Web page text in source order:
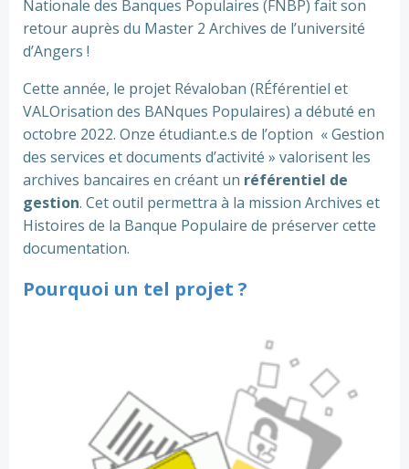
Nationale des Banques Populaires (FNBP) fait son
retour auprès du Master 2 Archives de l’université
d’Angers !
Cette année, le projet Révaloban (RÉférentiel et
VALOrisation des BANques Populaires) a débuté en
octobre 2022. Onze étudiant.e.s de l’option « Gestion
des services et documents d’activité » valorisent les
archives bancaires en créant un référentiel de
gestion. Cet outil permettra à la mission Archives et
Histoires de la Banque Populaire de préserver cette
documentation.
Pourquoi un tel projet ?